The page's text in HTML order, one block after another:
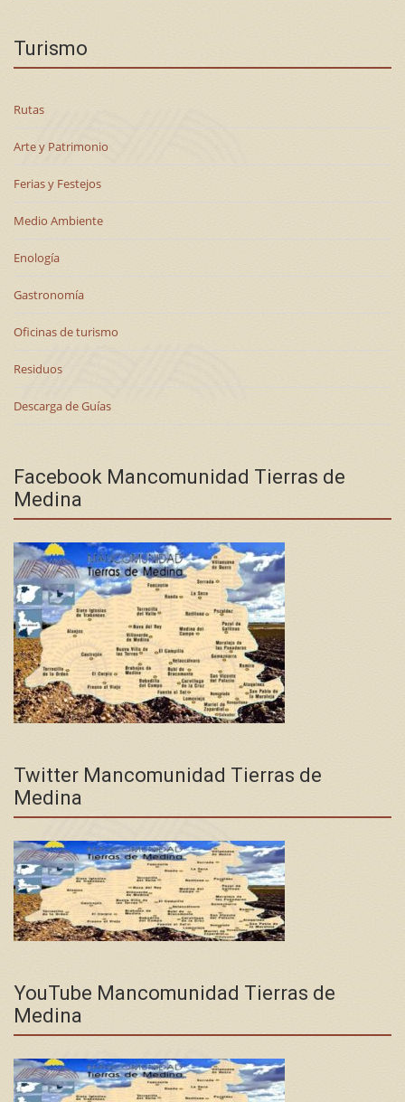
Turismo
Rutas
Arte y Patrimonio
Ferias y Festejos
Medio Ambiente
Enología
Gastronomía
Oficinas de turismo
Residuos
Descarga de Guías
Facebook Mancomunidad Tierras de
Medina
Twitter Mancomunidad Tierras de
Medina
YouTube Mancomunidad Tierras de
Medina